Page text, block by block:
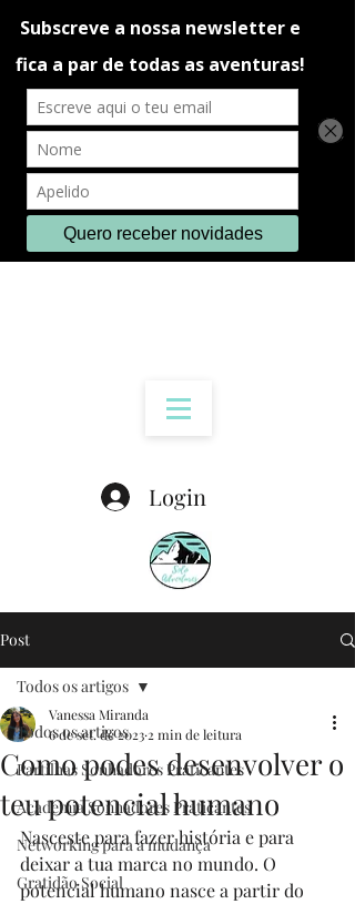
Login
Post
Todos os artigos
Partilhas Sonhadores Praticantes
Academia Sonhadores Praticantes
Networking para a mudança
Gratidão Social
Todos os artigos
Como podes desenvolver o
teu potencial humano
Vanessa Miranda
6 de set. de 20232 min de leitura
Nasceste para fazer história e para
deixar a tua marca no mundo. O
potencial humano nasce a partir do